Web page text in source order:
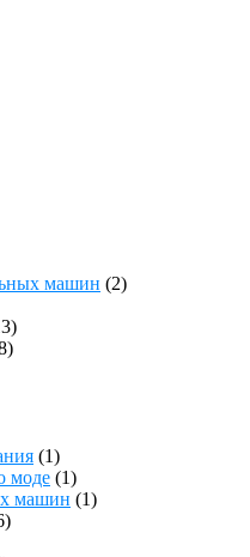
машин (2)
(1)
моде (1)
машин (1)